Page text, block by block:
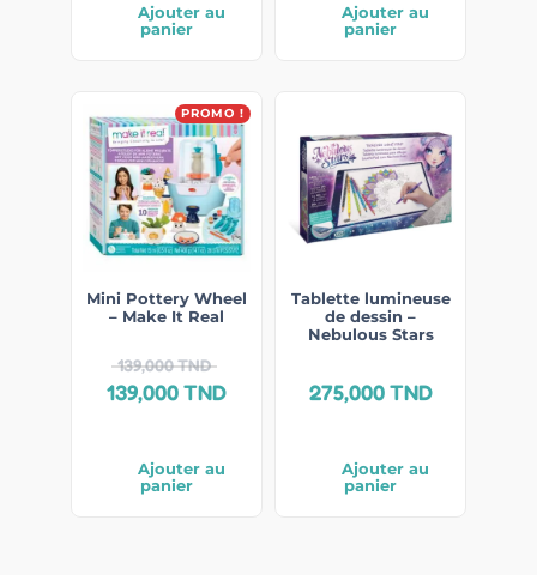
Ajouter au
panier
Ajouter au
panier
PROMO !
Mini Pottery Wheel
– Make It Real
139,000TND
139,000TND
Ajouter au
panier
Tablette lumineuse
de dessin –
Nebulous Stars
275,000TND
Ajouter au
panier